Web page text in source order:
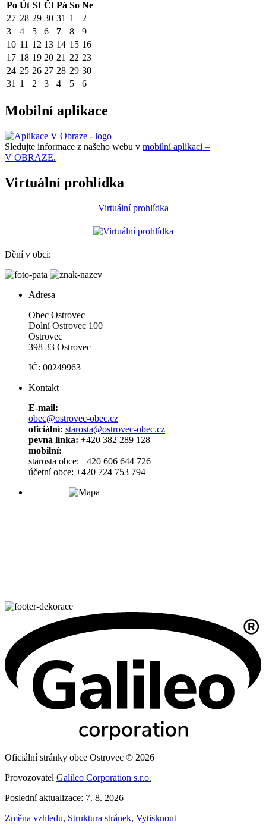
Po Út St Čt Pá So Ne
27 28 29 30 31 1
2
3
4 5 6 7 8
9
10 11 12 13 14 15 16
17 18 19 20 21 22 23
24 25 26 27 28 29 30
31 1 2 3 4 5 6
Mobilní aplikace
Sledujte informace z našeho webu v mobilní aplikaci –
V OBRAZE.
Virtuální prohlídka
Virtuální prohlídka
Dění v obci:
Adresa
Obec Ostrovec
Dolní Ostrovec 100
Ostrovec
398 33 Ostrovec
IČ: 00249963
Kontakt
E-mail:
obec@ostrovec-obec.cz
oficiální: starosta@ostrovec-obec.cz
pevná linka: +420 382 289 128
mobilní:
starosta obce: +420 606 644 726
účetní obce: +420 724 753 794
Oficiální stránky obce Ostrovec © 2026
Provozovatel Galileo Corporation s.r.o.
Poslední aktualizace: 7. 8. 2026
Změna vzhledu, Struktura stránek, Vytisknout